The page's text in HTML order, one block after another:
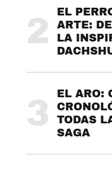
2
EL
ARTE:
LA
3
EL ARO:
TODAS
SAGA